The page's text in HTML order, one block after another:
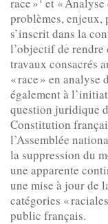
problèmes, enjeux,
s’inscrit dans la
l’objectif de rendre
travaux consacrés
« race » en
également à
question juridique
Constitution
l’Assemblée
la suppression du
une apparente
une mise à jour de
catégories «
public français.